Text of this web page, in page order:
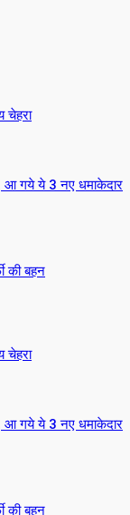
चेहरा
आ गये ये 3 नए धमाकेदार
की बहन
चेहरा
आ गये ये 3 नए धमाकेदार
की बहन